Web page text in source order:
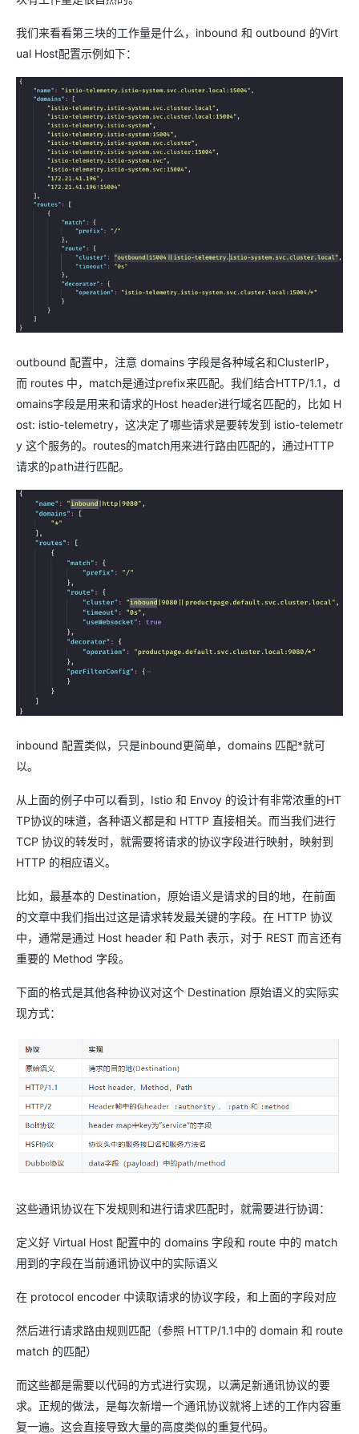
我们来看看第三块的工作量是什么，inbound 和 outbound 的Virt
ual Host配置示例如下：
outbound 配置中，注意 domains 字段是各种域名和ClusterIP，
而 routes 中，match是通过prefix来匹配。我们结合HTTP/1.1，d
omains字段是用来和请求的Host header进行域名匹配的，比如 H
ost: istio-telemetry，这决定了哪些请求是要转发到 istio-telemetr
y 这个服务的。routes的match用来进行路由匹配的，通过HTTP
请求的path进行匹配。
inbound 配置类似，只是inbound更简单，domains 匹配*就可
以。
从上面的例子中可以看到，Istio 和 Envoy 的设计有非常浓重的HT
TP协议的味道，各种语义都是和 HTTP 直接相关。而当我们进行
TCP 协议的转发时，就需要将请求的协议字段进行映射，映射到
HTTP 的相应语义。
比如，最基本的 Destination，原始语义是请求的目的地，在前面
的文章中我们指出过这是请求转发最关键的字段。在 HTTP 协议
中，通常是通过 Host header 和 Path 表示，对于 REST 而言还有
重要的 Method 字段。
下面的格式是其他各种协议对这个 Destination 原始语义的实际实
现方式：
这些通讯协议在下发规则和进行请求匹配时，就需要进行协调：
定义好 Virtual Host 配置中的 domains 字段和 route 中的 match
用到的字段在当前通讯协议中的实际语义
在 protocol encoder 中读取请求的协议字段，和上面的字段对应
然后进行请求路由规则匹配（参照 HTTP/1.1中的 domain 和 route
match 的匹配）
而这些都是需要以代码的方式进行实现，以满足新通讯协议的要
求。正规的做法，是每次新增一个通讯协议就将上述的工作内容重
复一遍。这会直接导致大量的高度类似的重复代码。